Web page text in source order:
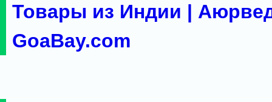
Товары из Индии |
GoaBay.com